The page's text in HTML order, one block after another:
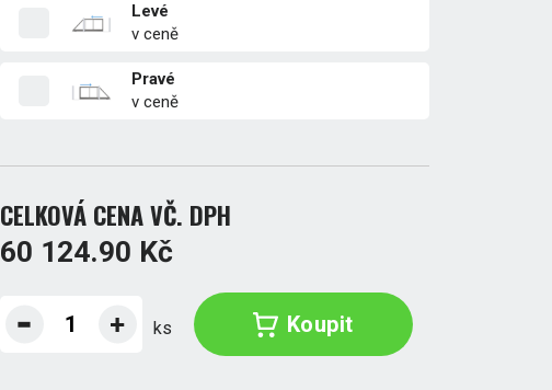
Levé
v ceně
Pravé
v ceně
CELKOVÁ CENA VČ. DPH
60 124.90 Kč
ks Koupit